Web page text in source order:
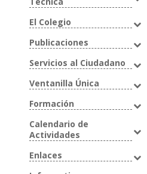
El Colegio
Publicaciones
Servicios al Ciudadano
Ventanilla Única
Formación
Calendario de
Actividades
Enlaces